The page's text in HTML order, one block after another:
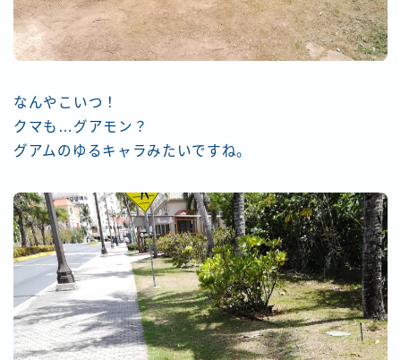
なんやこいつ！
クマも…グアモン？
グアムのゆるキャラみたいですね。